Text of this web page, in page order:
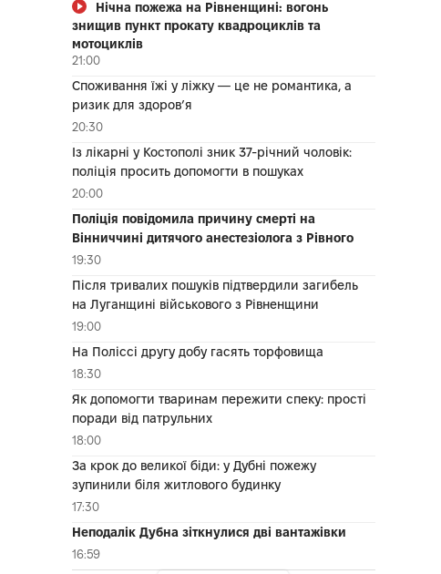
Нічна пожежа на Рівненщині: вогонь
знищив пункт прокату квадроциклів та
мотоциклів
21:00
Споживання їжі у ліжку — це не романтика, а
ризик для здоров’я
20:30
Із лікарні у Костополі зник 37-річний чоловік:
поліція просить допомогти в пошуках
20:00
Поліція повідомила причину смерті на
Вінниччині дитячого анестезіолога з Рівного
19:30
Після тривалих пошуків підтвердили загибель
на Луганщині військового з Рівненщини
19:00
На Поліссі другу добу гасять торфовища
18:30
Як допомогти тваринам пережити спеку: прості
поради від патрульних
18:00
За крок до великої біди: у Дубні пожежу
зупинили біля житлового будинку
17:30
Неподалік Дубна зіткнулися дві вантажівки
16:59